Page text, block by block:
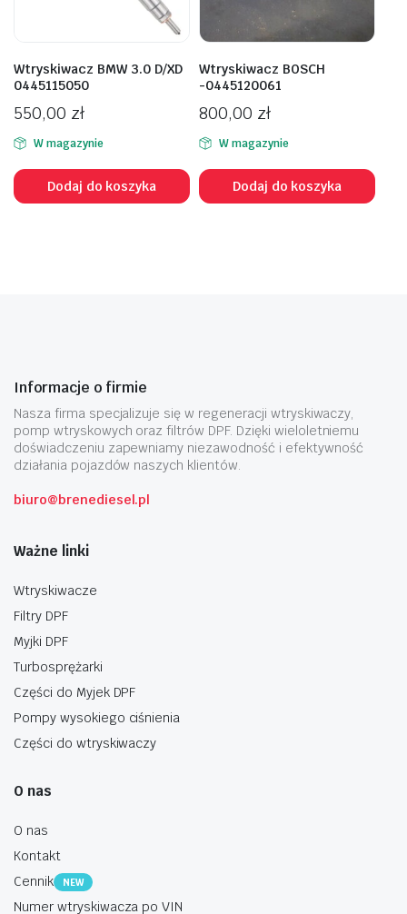
Wtryskiwacz BMW 3.0 D/XD
0445115050
550,00 zł
W magazynie
Dodaj do koszyka
Wtryskiwacz BOSCH
-0445120061
800,00 zł
W magazynie
Dodaj do koszyka
Informacje o firmie
Nasza firma specjalizuje się w regeneracji wtryskiwaczy,
pomp wtryskowych oraz filtrów DPF. Dzięki wieloletniemu
doświadczeniu zapewniamy niezawodność i efektywność
działania pojazdów naszych klientów.
biuro@brenediesel.pl
Ważne linki
Wtryskiwacze
Filtry DPF
Myjki DPF
Turbosprężarki
Części do Myjek DPF
Pompy wysokiego ciśnienia
Części do wtryskiwaczy
O nas
O nas
Kontakt
Cennik
NEW
Numer wtryskiwacza po VIN